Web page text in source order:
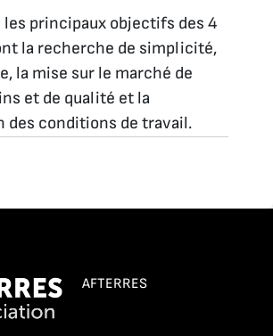
principaux objectifs des 4
la recherche de simplicité,
la mise sur le marché de
et de qualité et la
des conditions de travail.
AFTERRES